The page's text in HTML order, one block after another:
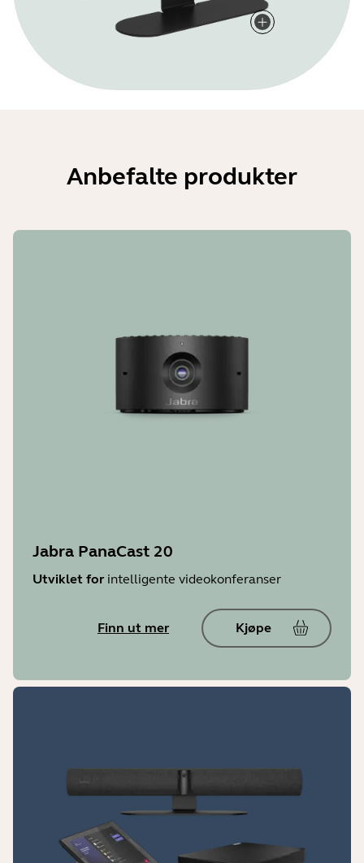
Anbefalte produkter
Jabra PanaCast 20
Utviklet forintelligente videokonferanser
Finn ut mer Kjøpe